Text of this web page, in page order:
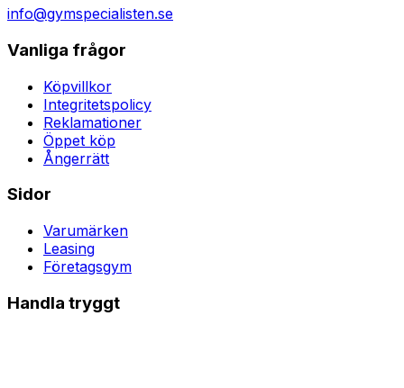
info@gymspecialisten.se
Vanliga frågor
Köpvillkor
Integritetspolicy
Reklamationer
Öppet köp
Ångerrätt
Sidor
Varumärken
Leasing
Företagsgym
Handla tryggt